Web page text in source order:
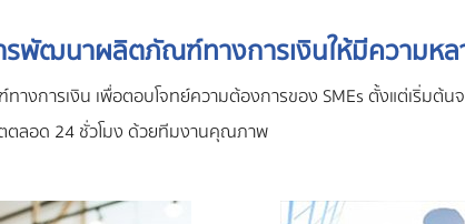
พัฒนาผลิตภัณฑ์ทางการเงินให้มีความหล
างการเงิน เพื่อตอบโจทย์ความต้องการของ SMEs ตั้งแต่เริ่ม
ลอด 24 ชั่วโมง ด้วยทีมงานคุณภาพ